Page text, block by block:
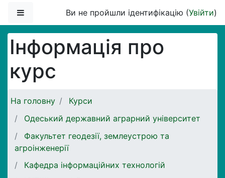
Бокова панельВи не пройшли ідентифікацію (Увійти)
Інформація про
курс
На головну
Курси
Одеський державний аграрний університет
Факультет геодезії, землеустрою та
агроінженерії
Кафедра інформаційних технологій